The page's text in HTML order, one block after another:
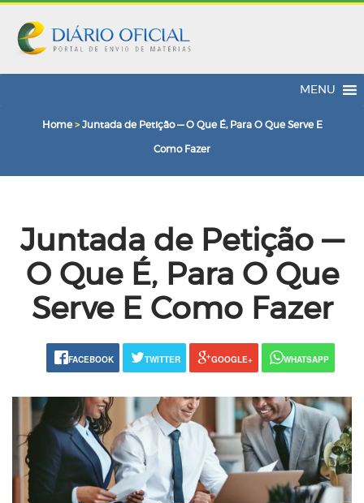
MENU
Home> Juntada de Petição — O Que É, Para O Que Serve E
Como Fazer
Juntada de Petição —
O Que É, Para O Que
Serve E Como Fazer
FACEBOOK TWITTER GOOGLE+ WHATSAPP